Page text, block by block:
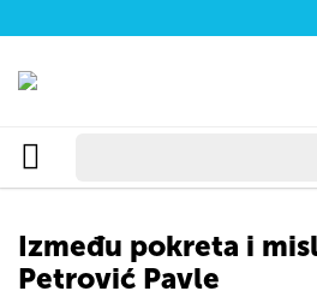
Između pokreta i
Petrović Pavle